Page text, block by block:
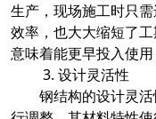
生产，现场施工时只
效率，也大大缩短了
意味着能更早投入使用
3. 设计灵活性
钢结构的设计灵